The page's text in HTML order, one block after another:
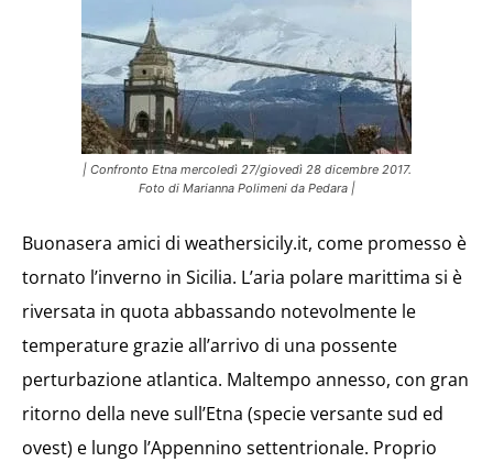
| Confronto Etna mercoledì 27/giovedì 28 dicembre 2017.
Foto di Marianna Polimeni da Pedara |
Buonasera amici di weathersicily.it, come promesso è
tornato l’inverno in Sicilia. L’aria polare marittima si è
riversata in quota abbassando notevolmente le
temperature grazie all’arrivo di una possente
perturbazione atlantica. Maltempo annesso, con gran
ritorno della neve sull’Etna (specie versante sud ed
ovest) e lungo l’Appennino settentrionale. Proprio